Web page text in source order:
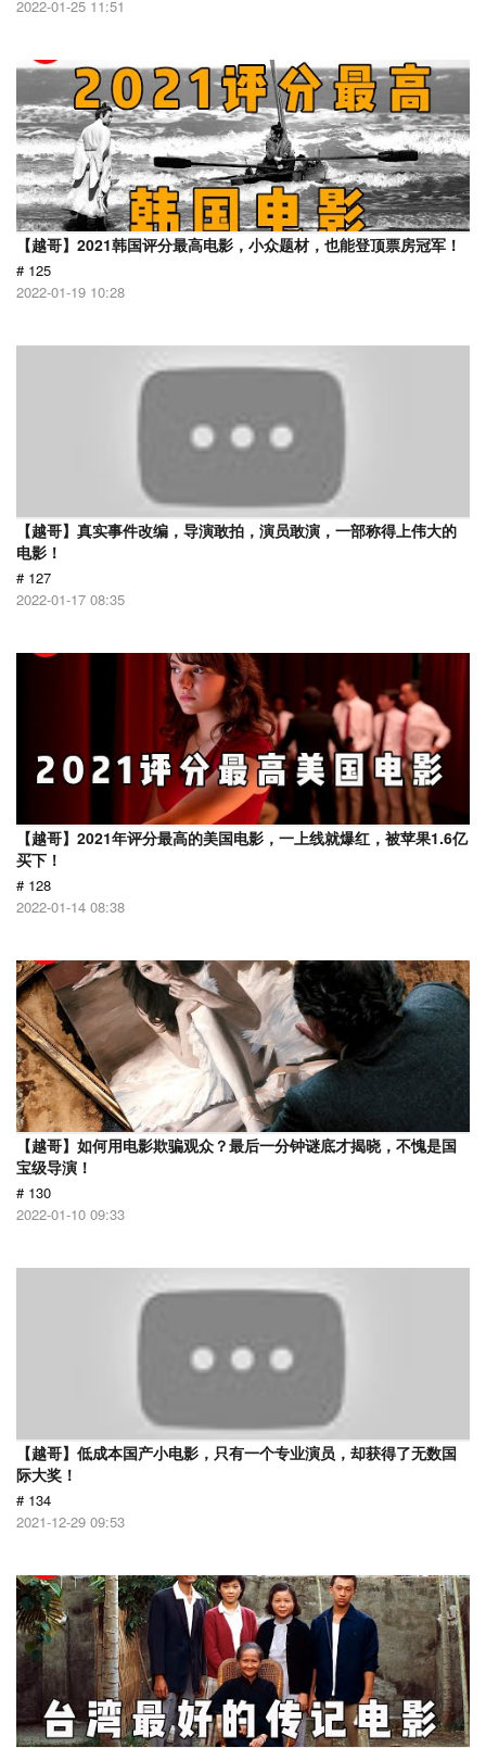
2022-01-25 11:51
【越哥】2021韩国评分最高电影，小众题材，也能登顶票房冠军！
# 125
2022-01-19 10:28
【越哥】真实事件改编，导演敢拍，演员敢演，一部称得上伟大的
电影！
# 127
2022-01-17 08:35
【越哥】2021年评分最高的美国电影，一上线就爆红，被苹果1.6亿
买下！
# 128
2022-01-14 08:38
【越哥】如何用电影欺骗观众？最后一分钟谜底才揭晓，不愧是国
宝级导演！
# 130
2022-01-10 09:33
【越哥】低成本国产小电影，只有一个专业演员，却获得了无数国
际大奖！
# 134
2021-12-29 09:53